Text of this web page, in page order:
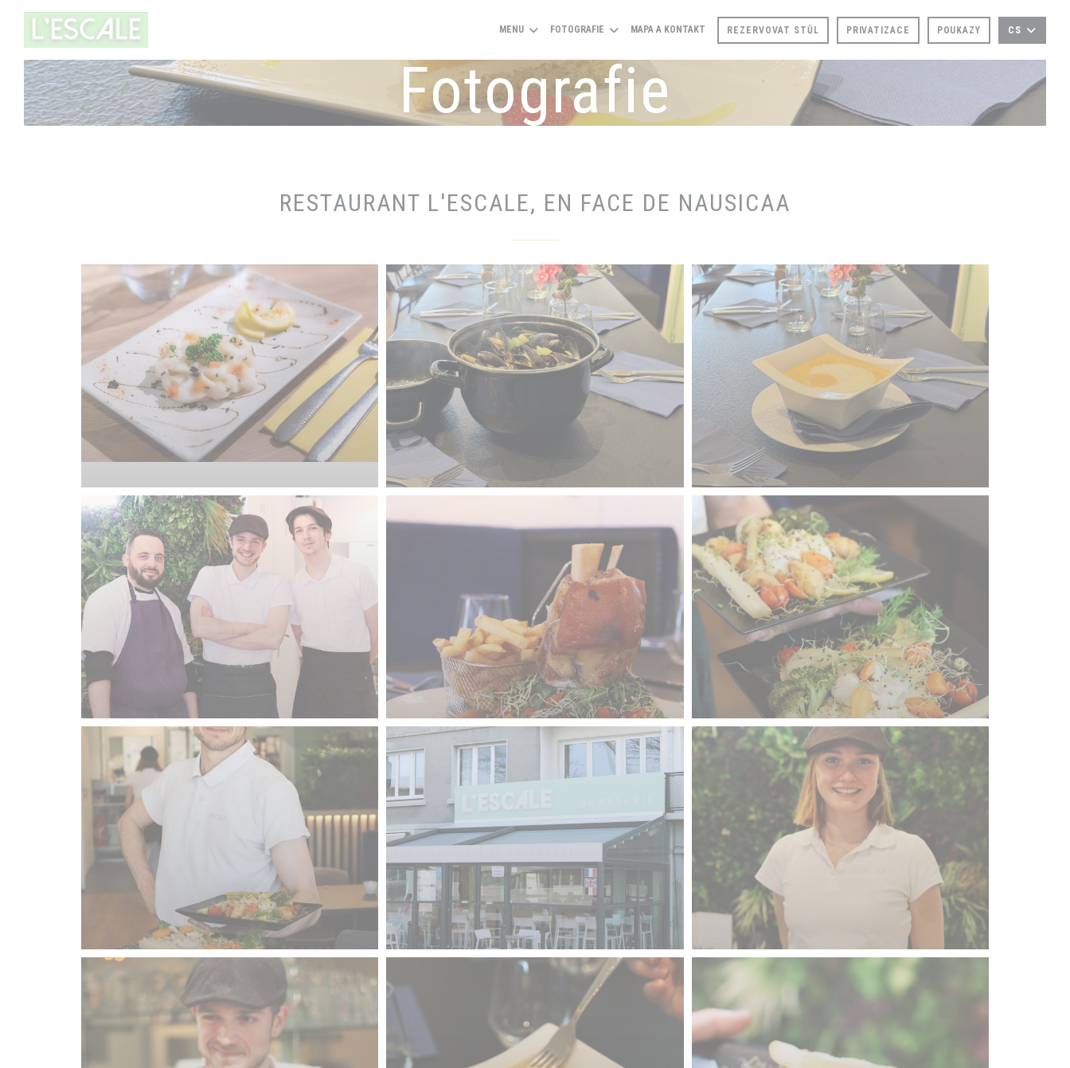
Panel pro správu cookies
MENU FOTOGRAFIE MAPA A KONTAKT REZERVOVAT STŮL PRIVATIZACE POUKAZY CS
Fotografie
RESTAURANT L'ESCALE, EN FACE DE NAUSICAA